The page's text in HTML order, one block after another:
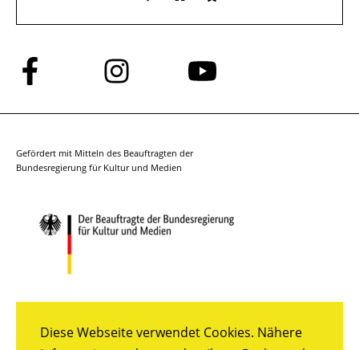
Diese Webseite verwendet Cookies. Nähere
Folge
uns
auf
Folge
uns
auf
Folge
auf
Gefördert mit Mitteln des Beauftragten der
Bundesregierung für Kultur und Medien